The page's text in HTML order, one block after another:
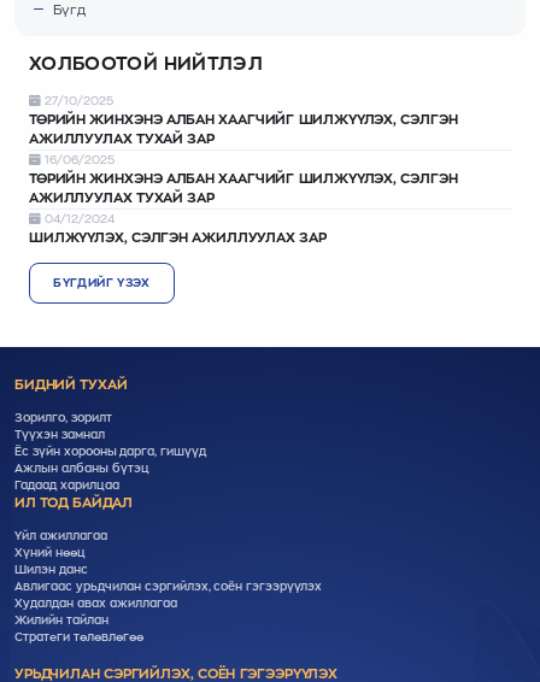
Бүгд
ХОЛБООТОЙ НИЙТЛЭЛ
27/10/2025
ТӨРИЙН ЖИНХЭНЭ АЛБАН ХААГЧИЙГ ШИЛЖҮҮЛЭХ, СЭЛГЭН
АЖИЛЛУУЛАХ ТУХАЙ ЗАР
16/06/2025
ТӨРИЙН ЖИНХЭНЭ АЛБАН ХААГЧИЙГ ШИЛЖҮҮЛЭХ, СЭЛГЭН
АЖИЛЛУУЛАХ ТУХАЙ ЗАР
04/12/2024
ШИЛЖҮҮЛЭХ, СЭЛГЭН АЖИЛЛУУЛАХ ЗАР
БҮГДИЙГ ҮЗЭХ
БИДНИЙ ТУХАЙ
Зорилго, зорилт
Түүхэн замнал
Ёс зүйн хорооны дарга, гишүүд
Ажлын албаны бүтэц
Гадаад харилцаа
ИЛ ТОД БАЙДАЛ
Үйл ажиллагаа
Хүний нөөц
Шилэн данс
Авлигаас урьдчилан сэргийлэх, соён гэгээрүүлэх
Худалдан авах ажиллагаа
Жилийн тайлан
Стратеги төлөвлөгөө
УРЬДЧИЛАН СЭРГИЙЛЭХ, СОЁН ГЭГЭЭРҮҮЛЭХ